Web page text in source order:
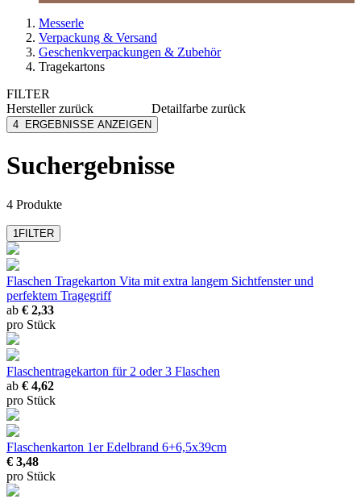
Messerle
Verpackung & Versand
Geschenkverpackungen & Zubehör
Tragekartons
FILTER
Herstellerzurück
MESSERLE
Detailfarbe zurück
navyblau
4 ERGEBNISSE ANZEIGEN
Suchergebnisse
4 Produkte
1FILTER
Flaschen Tragekarton Vita mit extra langem Sichtfenster und
perfektem Tragegriff
ab € 2,33
pro Stück
Flaschentragekarton für 2 oder 3 Flaschen
ab € 4,62
pro Stück
Flaschenkarton 1er Edelbrand 6+6,5x39cm
€ 3,48
pro Stück